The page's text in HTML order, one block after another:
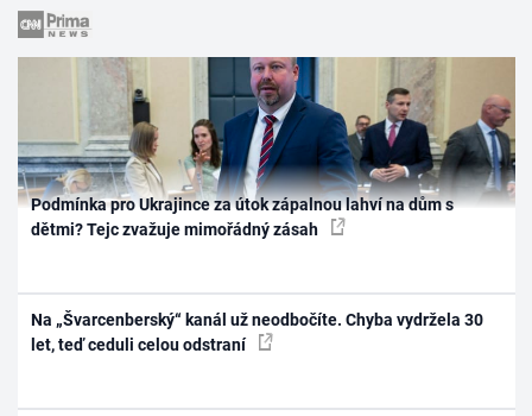
Podmínka pro Ukrajince za útok zápalnou lahví na dům s
dětmi? Tejc zvažuje mimořádný zásah
Na „Švarcenberský“ kanál už neodbočíte. Chyba vydržela 30
let, teď ceduli celou odstraní